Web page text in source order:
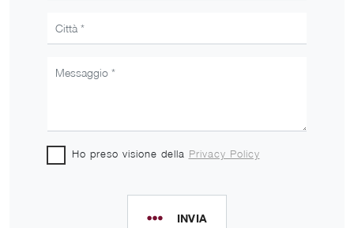
Ho preso visione della Privacy Policy
INVIA